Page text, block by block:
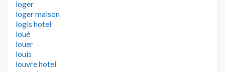
loger
loger maison
logis hotel
loué
louer
louis
louvre hotel